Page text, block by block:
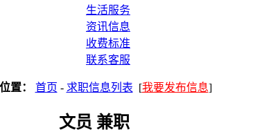
生活服务
资讯信息
收费标准
联系客服
置： 首页 - 求职信息列表 [我要发布信息]
文员 兼职